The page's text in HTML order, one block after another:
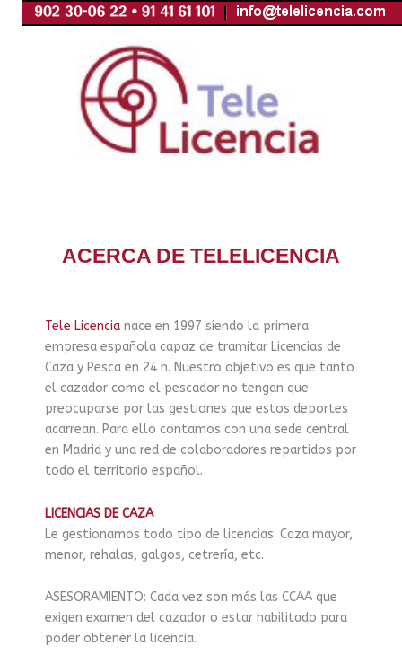
ACERCA DE TELELICENCIA
Tele Licencia nace en 1997 siendo la primera
empresa española capaz de tramitar Licencias de
Caza y Pesca en 24 h. Nuestro objetivo es que tanto
el cazador como el pescador no tengan que
preocuparse por las gestiones que estos deportes
acarrean. Para ello contamos con una sede central
en Madrid y una red de colaboradores repartidos por
todo el territorio español.
LICENCIAS DE CAZA
Le gestionamos todo tipo de licencias: Caza mayor,
menor, rehalas, galgos, cetrería, etc.
ASESORAMIENTO: Cada vez son más las CCAA que
exigen examen del cazador o estar habilitado para
poder obtener la licencia.